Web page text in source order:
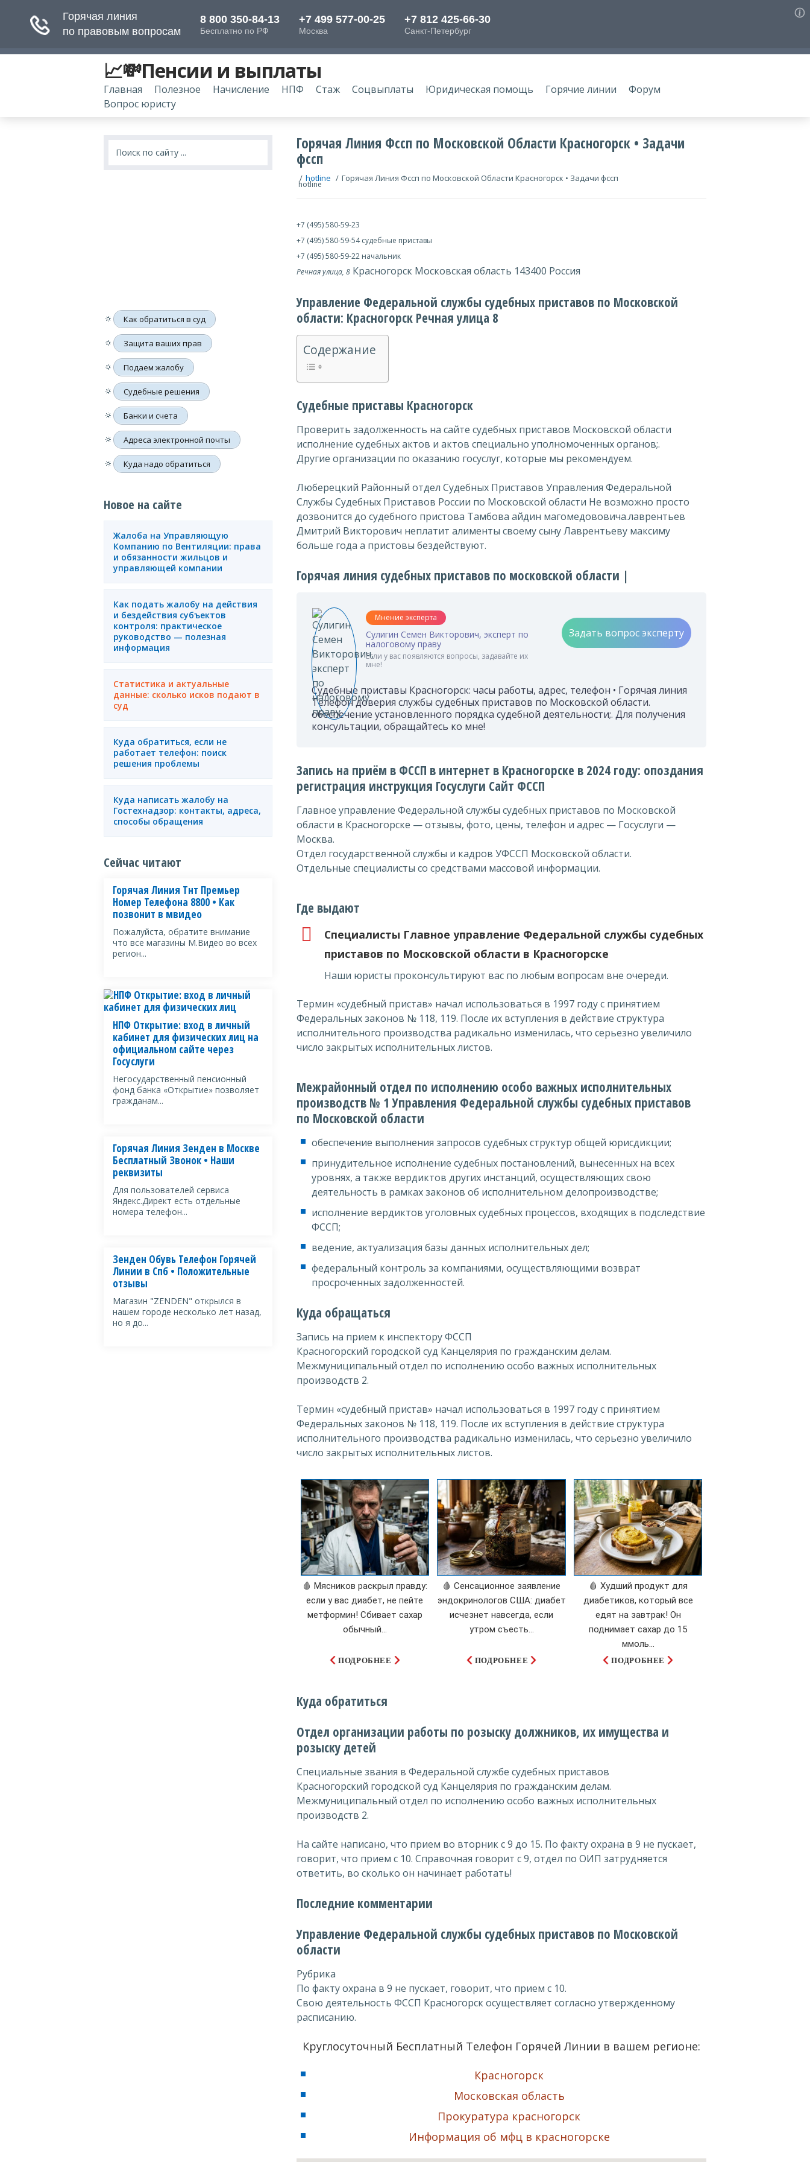
📈💸Пенсии и выплаты
Главная Полезное Начисление НПФ Стаж Соцвыплаты Юридическая помощь Горячие линии
Форум
Вопрос юристу
Горячая Линия Фссп по Московской Области Красногорск • Задачи
фссп
/ hotline / Горячая Линия Фссп по Московской Области Красногорск • Задачи фссп
hotline
+7 (495) 580-59-23
+7 (495) 580-59-54 судебные приставы
+7 (495) 580-59-22 начальник
Речная улица, 8 Красногорск Московская область 143400 Россия
Управление Федеральной службы судебных приставов по Московской
области: Красногорск Речная улица 8
Содержание
Судебные приставы Красногорск
Проверить задолженность на сайте судебных приставов Московской области
исполнение судебных актов и актов специально уполномоченных органов;.
Другие организации по оказанию госуслуг, которые мы рекомендуем.
Люберецкий Районный отдел Судебных Приставов Управления Федеральной
Службы Судебных Приставов России по Московской области Не возможно просто
дозвонится до судебного пристова Тамбова айдин магомедововича.лаврентьев
Дмитрий Викторович неплатит алименты своему сыну Лаврентьеву максиму
больше года а пристовы бездействуют.
Горячая линия судебных приставов по московской области |
Мнение эксперта
Сулигин Семен Викторович, эксперт по
налоговому праву
Если у вас появляются вопросы, задавайте их
мне!
Задать вопрос эксперту
Судебные приставы Красногорск: часы работы, адрес, телефон • Горячая линия
Телефон доверия службы судебных приставов по Московской области.
обеспечение установленного порядка судебной деятельности;. Для получения
консультации, обращайтесь ко мне!
Запись на приём в ФССП в интернет в Красногорске в 2024 году: опоздания
регистрация инструкция Госуслуги Сайт ФССП
Главное управление Федеральной службы судебных приставов по Московской
области в Красногорске — отзывы, фото, цены, телефон и адрес — Госуслуги —
Москва.
Отдел государственной службы и кадров УФССП Московской области.
Отдельные специалисты со средствами массовой информации.
Где выдают
Специалисты Главное управление Федеральной службы судебных
приставов по Московской области в Красногорске
Наши юристы проконсультируют вас по любым вопросам вне очереди.
Термин «судебный пристав» начал использоваться в 1997 году с принятием
Федеральных законов № 118, 119. После их вступления в действие структура
исполнительного производства радикально изменилась, что серьезно увеличило
число закрытых исполнительных листов.
Межрайонный отдел по исполнению особо важных исполнительных
производств № 1 Управления Федеральной службы судебных приставов
по Московской области
обеспечение выполнения запросов судебных структур общей юрисдикции;
принудительное исполнение судебных постановлений, вынесенных на всех
уровнях, а также вердиктов других инстанций, осуществляющих свою
деятельность в рамках законов об исполнительном делопроизводстве;
исполнение вердиктов уголовных судебных процессов, входящих в подследствие
ФССП;
ведение, актуализация базы данных исполнительных дел;
федеральный контроль за компаниями, осуществляющими возврат
просроченных задолженностей.
Куда обращаться
Запись на прием к инспектору ФССП
Красногорский городской суд Канцелярия по гражданским делам.
Межмуниципальный отдел по исполнению особо важных исполнительных
производств 2.
Термин «судебный пристав» начал использоваться в 1997 году с принятием
Федеральных законов № 118, 119. После их вступления в действие структура
исполнительного производства радикально изменилась, что серьезно увеличило
число закрытых исполнительных листов.
🩸 Мясников раскрыл правду:
если у вас диабет, не пейте
метформин! Сбивает сахар
обычный...
ПОДРОБНЕЕ
🩸 Сенсационное заявление
эндокринологов США: диабет
исчезнет навсегда, если
утром съесть...
ПОДРОБНЕЕ
🩸 Худший продукт для
диабетиков, который все
едят на завтрак! Он
поднимает сахар до 15
ммоль...
ПОДРОБНЕЕ
Куда обратиться
Отдел организации работы по розыску должников, их имущества и
розыску детей
Специальные звания в Федеральной службе судебных приставов
Красногорский городской суд Канцелярия по гражданским делам.
Межмуниципальный отдел по исполнению особо важных исполнительных
производств 2.
На сайте написано, что прием во вторник с 9 до 15. По факту охрана в 9 не пускает,
говорит, что прием с 10. Справочная говорит с 9, отдел по ОИП затрудняется
ответить, во сколько он начинает работать!
Последние комментарии
Управление Федеральной службы судебных приставов по Московской
области
Рубрика
По факту охрана в 9 не пускает, говорит, что прием с 10.
Свою деятельность ФССП Красногорск осуществляет согласно утвержденному
расписанию.
Круглосуточный Бесплатный Телефон Горячей Линии в вашем регионе:
Красногорск
Московская область
Прокуратура красногорск
Информация об мфц в красногорске
🔅 Как обратиться в суд
🔅 Защита ваших прав
🔅 Подаем жалобу
🔅 Судебные решения
🔅 Банки и счета
🔅 Адреса электронной почты
🔅 Куда надо обратиться
Новое на сайте
Жалоба на Управляющую
Компанию по Вентиляции: права
и обязанности жильцов и
управляющей компании
Как подать жалобу на действия
и бездействия субъектов
контроля: практическое
руководство — полезная
информация
Статистика и актуальные
данные: сколько исков подают в
суд
Куда обратиться, если не
работает телефон: поиск
решения проблемы
Куда написать жалобу на
Гостехнадзор: контакты, адреса,
способы обращения
Сейчас читают
Горячая Линия Тнт Премьер
Номер Телефона 8800 • Как
позвонит в мвидео
Пожалуйста, обратите внимание
что все магазины М.Видео во всех
регион...
НПФ Открытие: вход в личный
кабинет для физических лиц на
официальном сайте через
Госуслуги
Негосударственный пенсионный
фонд банка «Открытие» позволяет
гражданам...
Горячая Линия Зенден в Москве
Бесплатный Звонок • Наши
реквизиты
Для пользователей сервиса
Яндекс.Директ есть отдельные
номера телефон...
Зенден Обувь Телефон Горячей
Линии в Спб • Положительные
отзывы
Магазин "ZENDEN" открылся в
нашем городе несколько лет назад,
но я до...